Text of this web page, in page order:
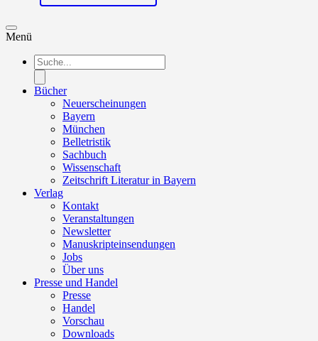
Menü
Products
search
Bücher
Neuerscheinungen
Bayern
München
Belletristik
Sachbuch
Wissenschaft
Zeitschrift Literatur in Bayern
Verlag
Kontakt
Veranstaltungen
Newsletter
Manuskripteinsendungen
Jobs
Über uns
Presse und Handel
Presse
Handel
Vorschau
Downloads